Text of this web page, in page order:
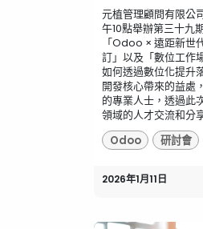
元植管理顧問有限公
午10點舉辦第三十九
「Odoo × 遠距新世
訂」以及「數位工作
如何透過數位化提升
開發核心帶來的益處
的專業人士，透過此
領域的人才交流和分
Odoo
研討會
2026年1月11日